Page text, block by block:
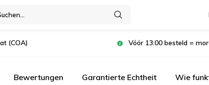
(COA) Vóór 13:00 besteld =
Bewertungen Garantierte Echtheit Wie